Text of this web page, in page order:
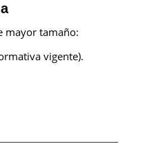
mayor tamaño:
vigente).